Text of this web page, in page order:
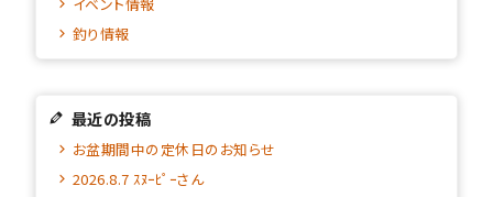
釣り情報
最近の投稿
お盆期間中の定休日のお知らせ
2026.8.7 ｽﾇｰﾋﾟｰさん